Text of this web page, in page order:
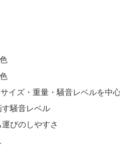
イズ・重量・騒音レベルを中
騒音レベル
びのしやすさ